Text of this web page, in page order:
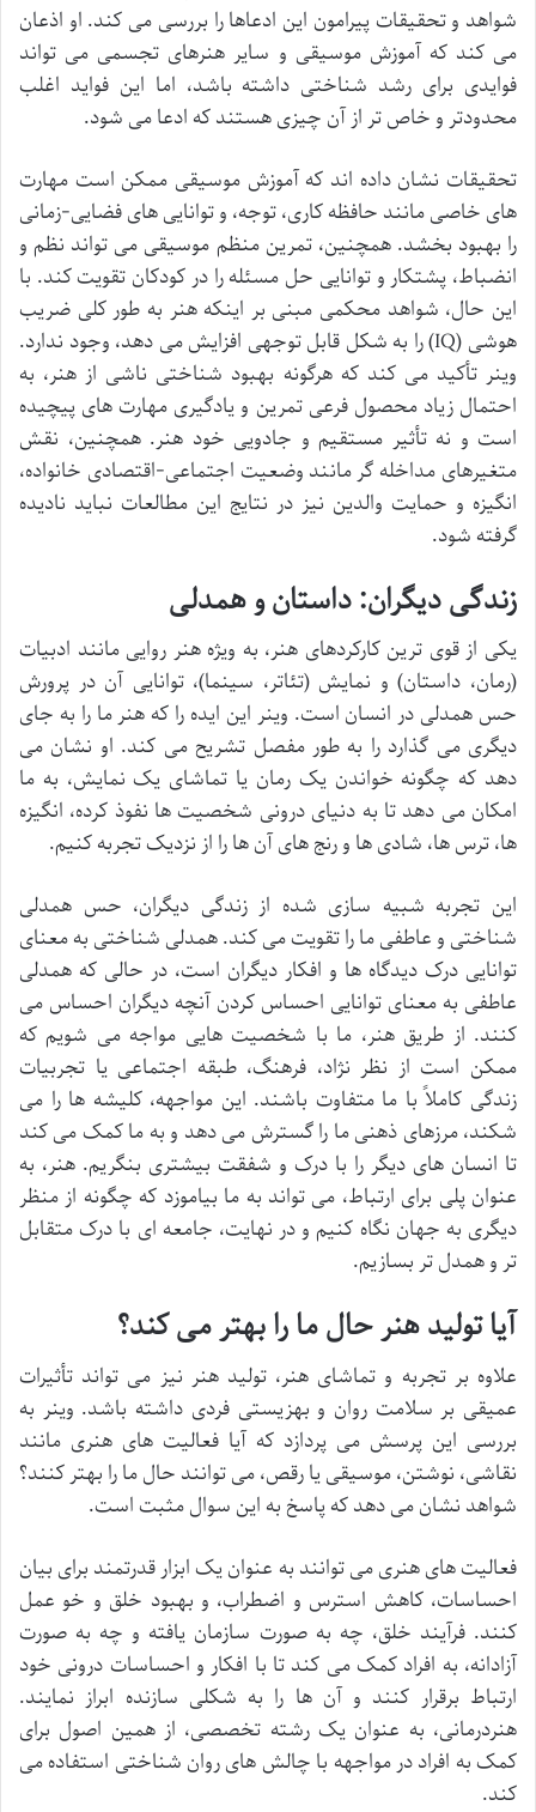
شواهد و تحقیقات پیرامون این ادعاها را بررسی می کند. او اذعان
می کند که آموزش موسیقی و سایر هنرهای تجسمی می تواند
فوایدی برای رشد شناختی داشته باشد، اما این فواید اغلب
محدودتر و خاص تر از آن چیزی هستند که ادعا می شود.
تحقیقات نشان داده اند که آموزش موسیقی ممکن است مهارت
های خاصی مانند حافظه کاری، توجه، و توانایی های فضایی-زمانی
را بهبود بخشد. همچنین، تمرین منظم موسیقی می تواند نظم و
انضباط، پشتکار و توانایی حل مسئله را در کودکان تقویت کند. با
این حال، شواهد محکمی مبنی بر اینکه هنر به طور کلی ضریب
هوشی (IQ) را به شکل قابل توجهی افزایش می دهد، وجود ندارد.
وینر تأکید می کند که هرگونه بهبود شناختی ناشی از هنر، به
احتمال زیاد محصول فرعی تمرین و یادگیری مهارت های پیچیده
است و نه تأثیر مستقیم و جادویی خود هنر. همچنین، نقش
متغیرهای مداخله گر مانند وضعیت اجتماعی-اقتصادی خانواده،
انگیزه و حمایت والدین نیز در نتایج این مطالعات نباید نادیده
گرفته شود.
زندگی دیگران: داستان و همدلی
یکی از قوی ترین کارکردهای هنر، به ویژه هنر روایی مانند ادبیات
(رمان، داستان) و نمایش (تئاتر، سینما)، توانایی آن در پرورش
حس همدلی در انسان است. وینر این ایده را که هنر ما را به جای
دیگری می گذارد را به طور مفصل تشریح می کند. او نشان می
دهد که چگونه خواندن یک رمان یا تماشای یک نمایش، به ما
امکان می دهد تا به دنیای درونی شخصیت ها نفوذ کرده، انگیزه
ها، ترس ها، شادی ها و رنج های آن ها را از نزدیک تجربه کنیم.
این تجربه شبیه سازی شده از زندگی دیگران، حس همدلی
شناختی و عاطفی ما را تقویت می کند. همدلی شناختی به معنای
توانایی درک دیدگاه ها و افکار دیگران است، در حالی که همدلی
عاطفی به معنای توانایی احساس کردن آنچه دیگران احساس می
کنند. از طریق هنر، ما با شخصیت هایی مواجه می شویم که
ممکن است از نظر نژاد، فرهنگ، طبقه اجتماعی یا تجربیات
زندگی کاملاً با ما متفاوت باشند. این مواجهه، کلیشه ها را می
شکند، مرزهای ذهنی ما را گسترش می دهد و به ما کمک می کند
تا انسان های دیگر را با درک و شفقت بیشتری بنگریم. هنر، به
عنوان پلی برای ارتباط، می تواند به ما بیاموزد که چگونه از منظر
دیگری به جهان نگاه کنیم و در نهایت، جامعه ای با درک متقابل
تر و همدل تر بسازیم.
آیا تولید هنر حال ما را بهتر می کند؟
علاوه بر تجربه و تماشای هنر، تولید هنر نیز می تواند تأثیرات
عمیقی بر سلامت روان و بهزیستی فردی داشته باشد. وینر به
بررسی این پرسش می پردازد که آیا فعالیت های هنری مانند
نقاشی، نوشتن، موسیقی یا رقص، می توانند حال ما را بهتر کنند؟
شواهد نشان می دهد که پاسخ به این سوال مثبت است.
فعالیت های هنری می توانند به عنوان یک ابزار قدرتمند برای بیان
احساسات، کاهش استرس و اضطراب، و بهبود خلق و خو عمل
کنند. فرآیند خلق، چه به صورت سازمان یافته و چه به صورت
آزادانه، به افراد کمک می کند تا با افکار و احساسات درونی خود
ارتباط برقرار کنند و آن ها را به شکلی سازنده ابراز نمایند.
هنردرمانی، به عنوان یک رشته تخصصی، از همین اصول برای
کمک به افراد در مواجهه با چالش های روان شناختی استفاده می
کند.